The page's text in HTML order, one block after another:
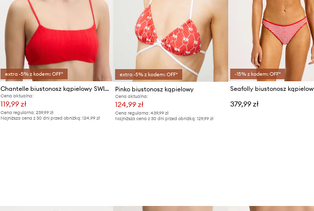
extra -5% z kodem: OFF*
Chantelle biustonosz kąpielowy SWIM ONE
Cena aktualna:
119,99 zł
Cena regularna:239,99 zł
Najniższa cena z 30 dni przed obniżką:124,99 zł
extra -5% z kodem: OFF*
Pinko biustonosz kąpielowy
Cena aktualna:
124,99 zł
Cena regularna: 439,99 zł
Najniższa cena z 30 dni przed obniżką: 129,99 zł
-15% z kodem: OFF*
379,99 zł